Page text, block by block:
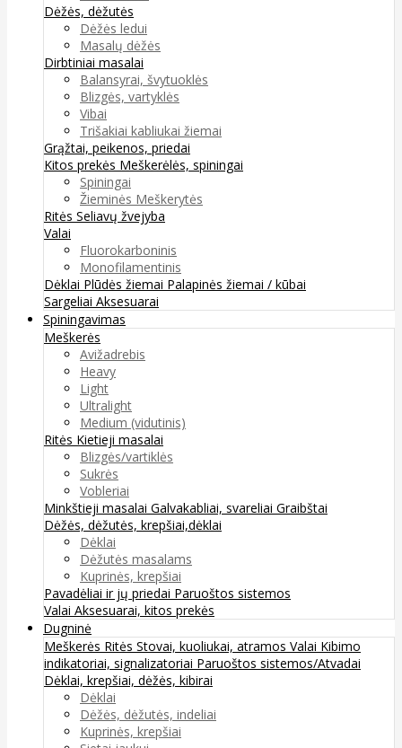
Dėžės, dėžutės
Dėžės ledui
Masalų dėžės
Dirbtiniai masalai
Balansyrai, švytuoklės
Blizgės, vartyklės
Vibai
Trišakiai kabliukai žiemai
Grąžtai, peikenos, priedai
Kitos prekės Meškerėlės, spiningai
Spiningai
Žieminės Meškerytės
Ritės Seliavų žvejyba
Valai
Fluorokarboninis
Monofilamentinis
Dėklai Plūdės žiemai Palapinės žiemai / kūbai
Sargeliai Aksesuarai
Spiningavimas
Meškerės
Avižadrebis
Heavy
Light
Ultralight
Medium (vidutinis)
Ritės Kietieji masalai
Blizgės/vartiklės
Sukrės
Vobleriai
Minkštieji masalai Galvakabliai, svareliai Graibštai
Dėžės, dėžutės, krepšiai,dėklai
Dėklai
Dėžutės masalams
Kuprinės, krepšiai
Pavadėliai ir jų priedai Paruoštos sistemos
Valai Aksesuarai, kitos prekės
Dugninė
Meškerės Ritės Stovai, kuoliukai, atramos Valai Kibimo
indikatoriai, signalizatoriai Paruoštos sistemos/Atvadai
Dėklai, krepšiai, dėžės, kibirai
Dėklai
Dėžės, dėžutės, indeliai
Kuprinės, krepšiai